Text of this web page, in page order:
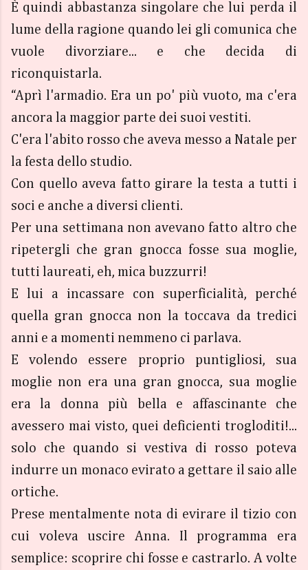
È quindi abbastanza singolare che lui perda il
lume della ragione quando lei gli comunica che
vuole divorziare... e che decida di
riconquistarla.
“Aprì l'armadio. Era un po' più vuoto, ma c'era
ancora la maggior parte dei suoi vestiti.
C'era l'abito rosso che aveva messo a Natale per
la festa dello studio.
Con quello aveva fatto girare la testa a tutti i
soci e anche a diversi clienti.
Per una settimana non avevano fatto altro che
ripetergli che gran gnocca fosse sua moglie,
tutti laureati, eh, mica buzzurri!
E lui a incassare con superficialità, perché
quella gran gnocca non la toccava da tredici
anni e a momenti nemmeno ci parlava.
E volendo essere proprio puntigliosi, sua
moglie non era una gran gnocca, sua moglie
era la donna più bella e affascinante che
avessero mai visto, quei deficienti trogloditi!...
solo che quando si vestiva di rosso poteva
indurre un monaco evirato a gettare il saio alle
ortiche.
Prese mentalmente nota di evirare il tizio con
cui voleva uscire Anna. Il programma era
semplice: scoprire chi fosse e castrarlo. A volte